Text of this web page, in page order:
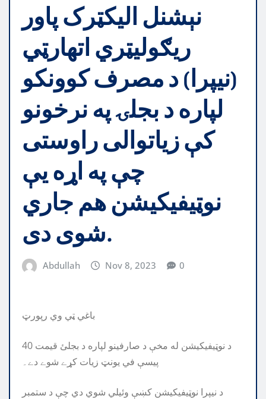
نېشنل اليکټرک پاور
ريګوليټري اتھارټي
(نيپرا) د مصرف کوونکو
لپاره د بجلۍ په نرخونو
کې زياتوالى راوستى
چې په اړه يې
نوټيفيکيشن هم جاري
شوى دى.
Abdullah Nov 8, 2023 0
باغي ټي وي رپورټ
د نوټيفيکيشن له مخې د صارفينو لپاره د بجلئ قيمت 40
پيسې في يونټ زيات کړے شوے دے۔
د نيپرا نوټيفيکيشن کښې وئيلي شوي دي چې د ستمبر